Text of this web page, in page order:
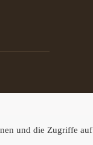
und die Zugriffe auf